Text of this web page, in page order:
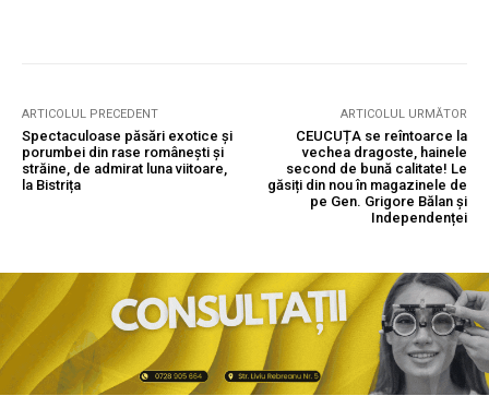
ARTICOLUL PRECEDENT
Spectaculoase păsări exotice și
porumbei din rase românești și
străine, de admirat luna viitoare,
la Bistrița
ARTICOLUL URMĂTOR
CEUCUȚA se reîntoarce la
vechea dragoste, hainele
second de bună calitate! Le
găsiți din nou în magazinele de
pe Gen. Grigore Bălan și
Independenței